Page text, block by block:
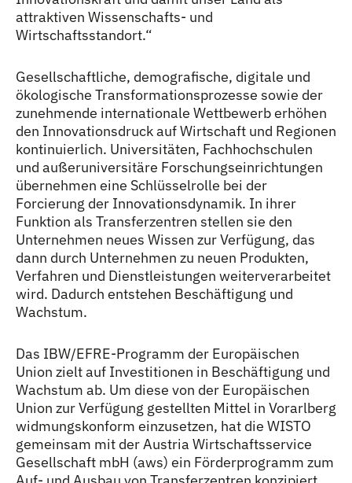
attraktiven Wissenschafts- und
Wirtschaftsstandort.“
Gesellschaftliche, demografische, digitale und
ökologische Transformationsprozesse sowie der
zunehmende internationale Wettbewerb erhöhen
den Innovationsdruck auf Wirtschaft und Regionen
kontinuierlich. Universitäten, Fachhochschulen
und außeruniversitäre Forschungseinrichtungen
übernehmen eine Schlüsselrolle bei der
Forcierung der Innovationsdynamik. In ihrer
Funktion als Transferzentren stellen sie den
Unternehmen neues Wissen zur Verfügung, das
dann durch Unternehmen zu neuen Produkten,
Verfahren und Dienstleistungen weiterverarbeitet
wird. Dadurch entstehen Beschäftigung und
Wachstum.
Das IBW/EFRE-Programm der Europäischen
Union zielt auf Investitionen in Beschäftigung und
Wachstum ab. Um diese von der Europäischen
Union zur Verfügung gestellten Mittel in Vorarlberg
widmungskonform einzusetzen, hat die WISTO
gemeinsam mit der Austria Wirtschaftsservice
Gesellschaft mbH (aws) ein Förderprogramm zum